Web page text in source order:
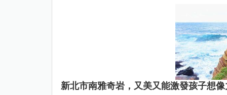
新北市南雅奇岩，又美又能激發孩子想像